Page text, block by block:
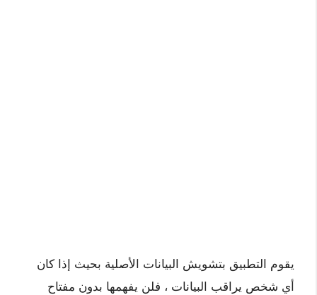
يقوم التطبيق بتشويش البيانات الأصلية بحيث إذا كان
أي شخص يراقب البيانات ، فلن يفهمها بدون مفتاح